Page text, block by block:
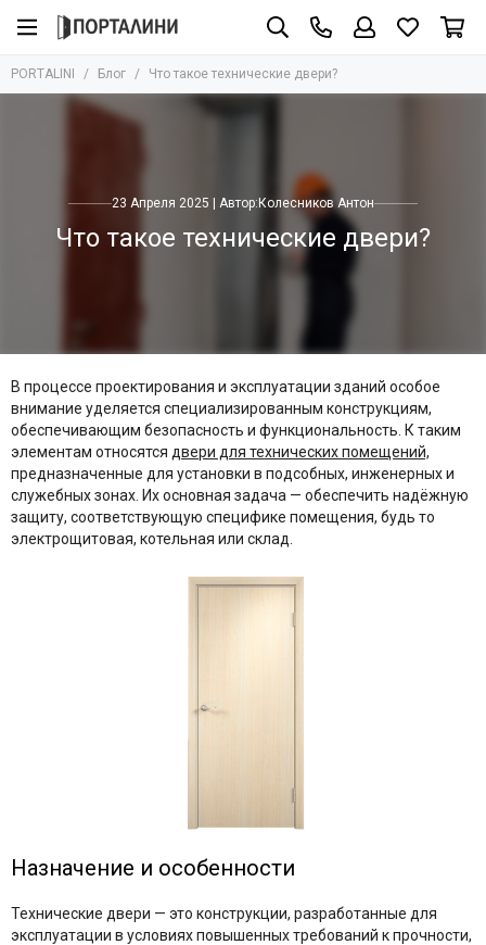
PORTALINI Блог Что такое технические двери?
23 Апреля 2025 | Автор: Колесников Антон
Что такое технические двери?
В процессе проектирования и эксплуатации зданий особое
внимание уделяется специализированным конструкциям,
обеспечивающим безопасность и функциональность. К таким
элементам относятся двери для технических помещений,
предназначенные для установки в подсобных, инженерных и
служебных зонах. Их основная задача — обеспечить надёжную
защиту, соответствующую специфике помещения, будь то
электрощитовая, котельная или склад.​
Назначение и особенности
Технические двери — это конструкции, разработанные для
эксплуатации в условиях повышенных требований к прочности,